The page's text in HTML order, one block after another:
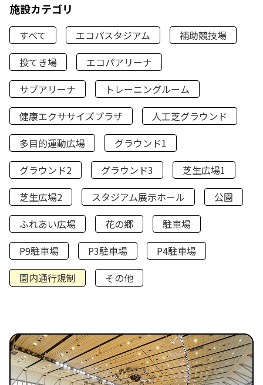
施設カテゴリ
すべて エコパスタジアム
補助競技場
投てき場
エコパアリーナ
サブアリーナ
トレーニングルーム
健康エクササイズプラザ
人工芝グラウンド
多目的運動広場
グラウンド1
グラウンド2
グラウンド3
芝生広場1
芝生広場2
スタジアム展示ホール
公園
ふれあい広場
花の郷
駐車場
P9駐車場
P3駐車場
P4駐車場
園内通行規制
その他